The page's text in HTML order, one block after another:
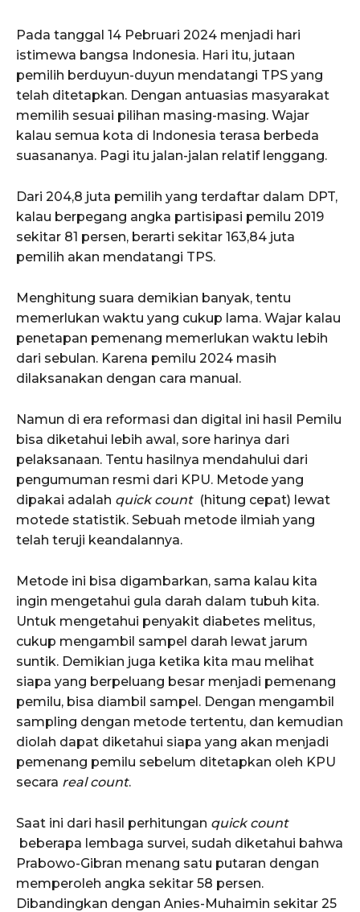
Pada tanggal 14 Pebruari 2024 menjadi hari
istimewa bangsa Indonesia. Hari itu, jutaan
pemilih berduyun-duyun mendatangi TPS yang
telah ditetapkan. Dengan antuasias masyarakat
memilih sesuai pilihan masing-masing. Wajar
kalau semua kota di Indonesia terasa berbeda
suasananya. Pagi itu jalan-jalan relatif lenggang.
Dari 204,8 juta pemilih yang terdaftar dalam DPT,
kalau berpegang angka partisipasi pemilu 2019
sekitar 81 persen, berarti sekitar 163,84 juta
pemilih akan mendatangi TPS.
Menghitung suara demikian banyak, tentu
memerlukan waktu yang cukup lama. Wajar kalau
penetapan pemenang memerlukan waktu lebih
dari sebulan. Karena pemilu 2024 masih
dilaksanakan dengan cara manual.
Namun di era reformasi dan digital ini hasil Pemilu
bisa diketahui lebih awal, sore harinya dari
pelaksanaan. Tentu hasilnya mendahului dari
pengumuman resmi dari KPU. Metode yang
dipakai adalah quick count(hitung cepat) lewat
motede statistik. Sebuah metode ilmiah yang
telah teruji keandalannya.
Metode ini bisa digambarkan, sama kalau kita
ingin mengetahui gula darah dalam tubuh kita.
Untuk mengetahui penyakit diabetes melitus,
cukup mengambil sampel darah lewat jarum
suntik. Demikian juga ketika kita mau melihat
siapa yang berpeluang besar menjadi pemenang
pemilu, bisa diambil sampel. Dengan mengambil
sampling dengan metode tertentu, dan kemudian
diolah dapat diketahui siapa yang akan menjadi
pemenang pemilu sebelum ditetapkan oleh KPU
secara real count.
Saat ini dari hasil perhitungan quick count
beberapa lembaga survei, sudah diketahui bahwa
Prabowo-Gibran menang satu putaran dengan
memperoleh angka sekitar 58 persen.
Dibandingkan dengan Anies-Muhaimin sekitar 25